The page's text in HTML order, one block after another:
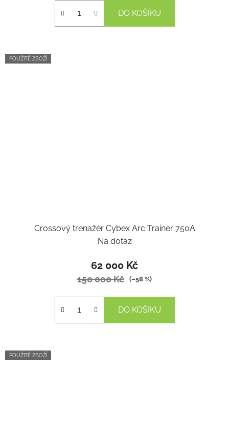
DO KOŠÍKU
POUŽITÉ ZBOŽÍ
Crossový trenažér Cybex Arc Trainer 750A
Na dotaz
62 000 Kč
150 000 Kč (–58 %)
DO KOŠÍKU
POUŽITÉ ZBOŽÍ